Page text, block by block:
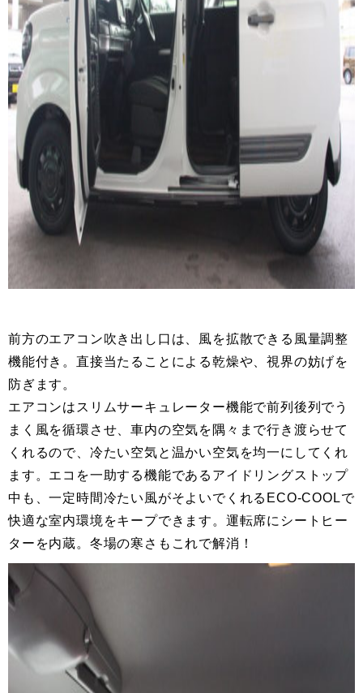
前方のエアコン吹き出し口は、風を拡散できる風量調整
機能付き。直接当たることによる乾燥や、視界の妨げを
防ぎます。
エアコンはスリムサーキュレーター機能で前列後列でう
まく風を循環させ、車内の空気を隅々まで行き渡らせて
くれるので、冷たい空気と温かい空気を均一にしてくれ
ます。エコを一助する機能であるアイドリングストップ
中も、一定時間冷たい風がそよいでくれるECO-COOLで
快適な室内環境をキープできます。運転席にシートヒー
ターを内蔵。冬場の寒さもこれで解消！